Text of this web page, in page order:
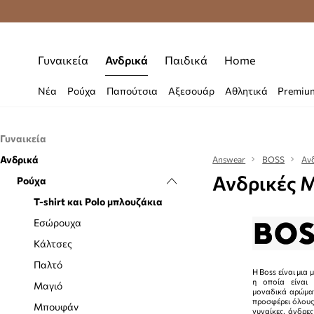
Γυναικεία Ανδρικά Παιδικά Home
Νέα Ρούχα Παπούτσια Αξεσουάρ Αθλητικά
Γυναικεία
Ρούχα
Εσώρουχα
Κάλτσες
Μαγιό
Μπλούζες και πουκάμισα
Μπουφάν
Ολόσωμες φόρμες
Παντελόνια και κολάν
Αξεσουάρ
Αξεσουάρ κολύμβησης
Γάντια
Γυαλιά
Ζώνες
Θήκες για γυναίκες
Κασκόλ και φουλάρια
Ανδρικά
Ρούχα
T-shirt και Polo μπλουζάκια
Εσώρουχα
Κάλτσες
Παλτό
Μαγιό
Μπουφάν
Answear BOSS
Ανδρικές
Η Boss είναι
η οποία είναι
μοναδικά
προσφέρει
γυναίκες,